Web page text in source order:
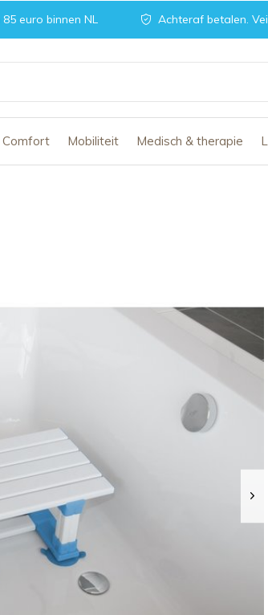
Comfort Mobiliteit Medisch & therapie
euro binnen NL Achteraf betalen.